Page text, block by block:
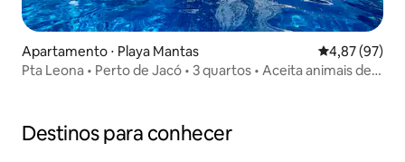
Apartamento ⋅ Playa Mantas 4,87 de uma
4,87 (97)
Pta Leona • Perto de Jacó • 3 quartos • Aceita animais de
Destinos para conhecer